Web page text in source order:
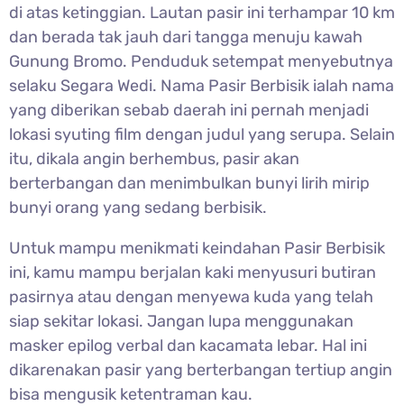
di atas ketinggian. Lautan pasir ini terhampar 10 km
dan berada tak jauh dari tangga menuju kawah
Gunung Bromo. Penduduk setempat menyebutnya
selaku Segara Wedi. Nama Pasir Berbisik ialah nama
yang diberikan sebab daerah ini pernah menjadi
lokasi syuting film dengan judul yang serupa. Selain
itu, dikala angin berhembus, pasir akan
berterbangan dan menimbulkan bunyi lirih mirip
bunyi orang yang sedang berbisik.
Untuk mampu menikmati keindahan Pasir Berbisik
ini, kamu mampu berjalan kaki menyusuri butiran
pasirnya atau dengan menyewa kuda yang telah
siap sekitar lokasi. Jangan lupa menggunakan
masker epilog verbal dan kacamata lebar. Hal ini
dikarenakan pasir yang berterbangan tertiup angin
bisa mengusik ketentraman kau.